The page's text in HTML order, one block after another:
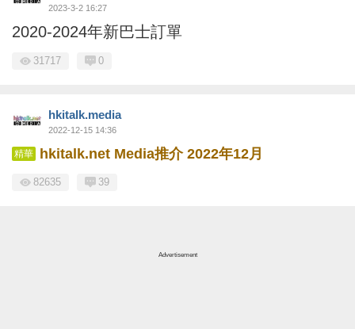
2023-3-2 16:27
2020-2024年新巴士訂單
31717 0
hkitalk.media
2022-12-15 14:36
精華 hkitalk.net Media推介 2022年12月
82635 39
Advertisement